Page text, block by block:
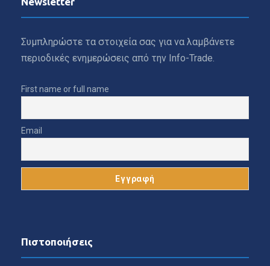
Συμπληρώστε τα στοιχεία σας για να λαμβάνετε
περιοδικές ενημερώσεις από την Info-Trade.
First name or full name
Email
Πιστοποιήσεις